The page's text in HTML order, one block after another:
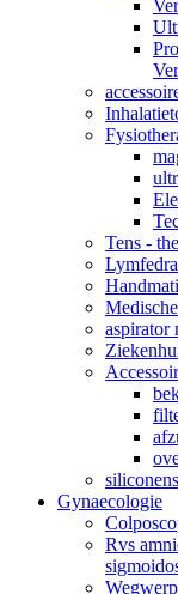
Tens -
aspirator
Gynaecologie
Rvs